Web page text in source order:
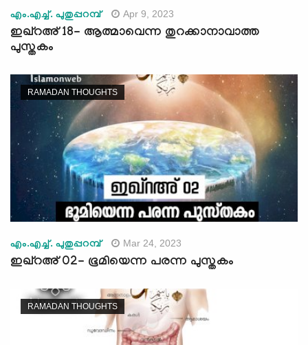
എം.എച്ച്. പുതുപ്പറമ്പ് Apr 9, 2023
ഇഖ്റഅ് 18- ആത്മാവെന്ന തുറക്കാനാവാത്ത
പുസ്തകം
RAMADAN THOUGHTS
എം.എച്ച്. പുതുപ്പറമ്പ് Mar 24, 2023
ഇഖ്റഅ് 02- ഭൂമിയെന്ന പരന്ന പുസ്തകം
RAMADAN THOUGHTS